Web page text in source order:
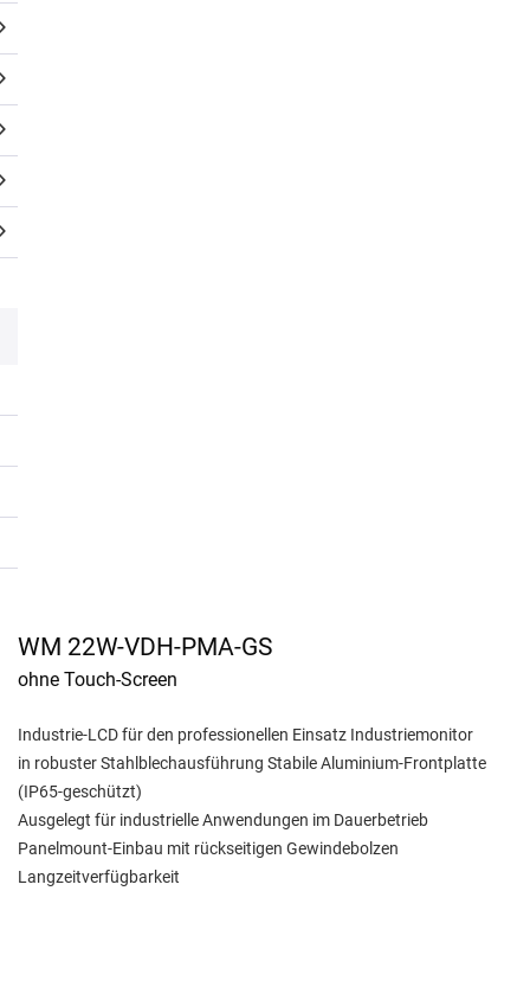
WM 22W-VDH-PMA-GS
ohne Touch-Screen
Industrie-LCD für den professionellen Einsatz Industriemonitor
in robuster Stahlblechausführung Stabile Aluminium-Frontplatte
(IP65-geschützt)
Ausgelegt für industrielle Anwendungen im Dauerbetrieb
Panelmount-Einbau mit rückseitigen Gewindebolzen
Langzeitverfügbarkeit